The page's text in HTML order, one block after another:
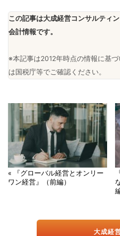
この記事は大成経営コンサルティ
会計情報です。
※本記事は2012年時点の情報に基
は国税庁等でご確認ください。
« 『グローバル経営とオンリー
ワン経営』（前編）
大成経